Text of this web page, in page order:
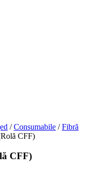
/Consumabile /Fibră
CFF)
CFF)